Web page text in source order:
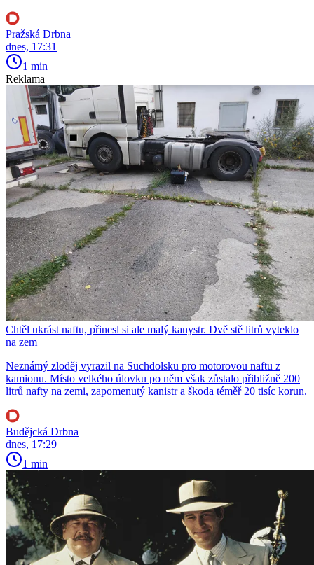
Pražská Drbna
dnes, 17:31
1 min
Reklama
Chtěl ukrást naftu, přinesl si ale malý kanystr. Dvě stě litrů vyteklo
na zem
Neznámý zloděj vyrazil na Suchdolsku pro motorovou naftu z
kamionu. Místo velkého úlovku po něm však zůstalo přibližně 200
litrů nafty na zemi, zapomenutý kanistr a škoda téměř 20 tisíc korun.
Budějcká Drbna
dnes, 17:29
1 min